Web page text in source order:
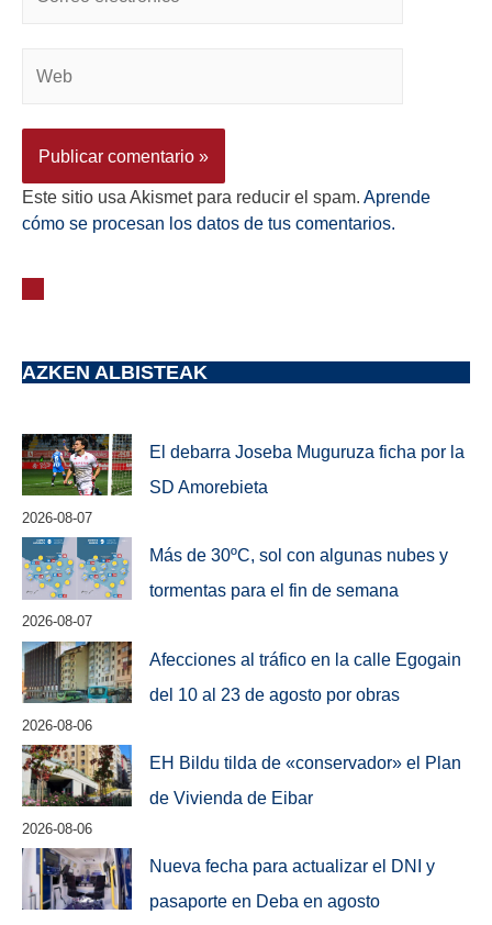
Este sitio usa Akismet para reducir el spam. Aprende
cómo se procesan los datos de tus comentarios.
AZKEN ALBISTEAK
El debarra Joseba Muguruza ficha por la
SD Amorebieta
2026-08-07
Más de 30ºC, sol con algunas nubes y
tormentas para el fin de semana
2026-08-07
Afecciones al tráfico en la calle Egogain
del 10 al 23 de agosto por obras
2026-08-06
EH Bildu tilda de «conservador» el Plan
de Vivienda de Eibar
2026-08-06
Nueva fecha para actualizar el DNI y
pasaporte en Deba en agosto